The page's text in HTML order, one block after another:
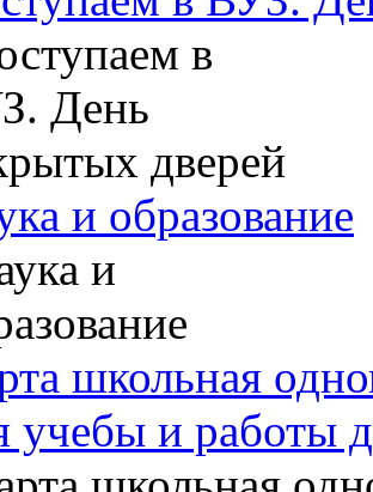
и образование
школьная
учебы и работы